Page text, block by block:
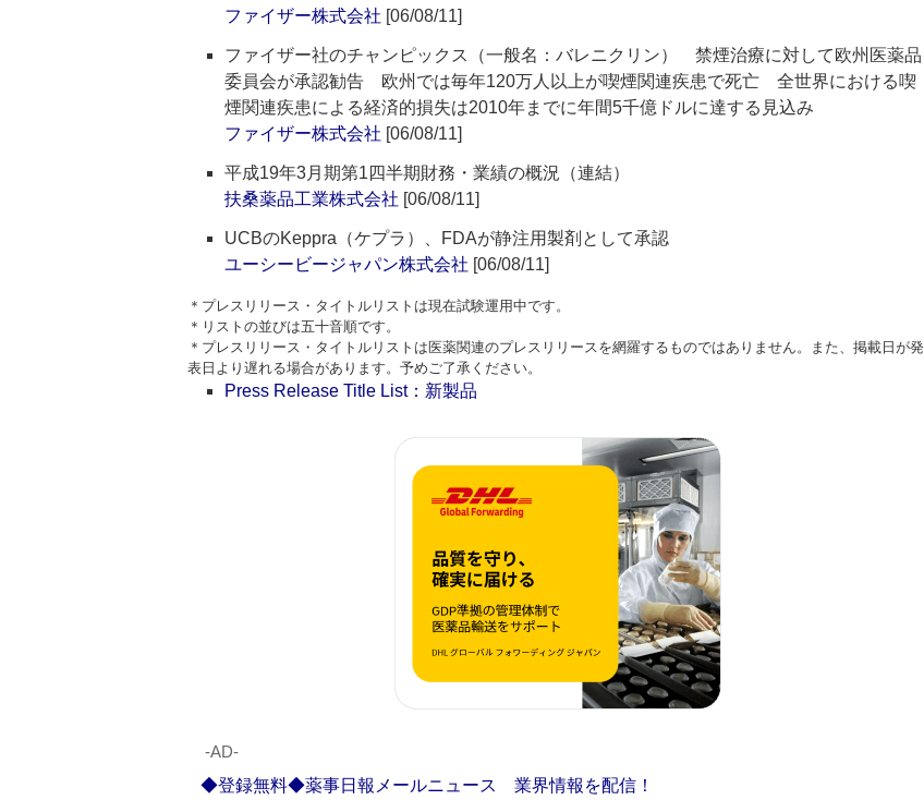
ファイザー株式会社 [06/08/11]
ファイザー社のチャンピックス（一般名：バレニクリン） 禁煙治療に対して欧州医薬品
委員会が承認勧告 欧州では毎年120万人以上が喫煙関連疾患で死亡 全世界における喫
煙関連疾患による経済的損失は2010年までに年間5千億ドルに達する見込み
ファイザー株式会社 [06/08/11]
平成19年3月期第1四半期財務・業績の概況（連結）
扶桑薬品工業株式会社 [06/08/11]
UCBのKeppra（ケプラ）、FDAが静注用製剤として承認
ユーシービージャパン株式会社 [06/08/11]
＊プレスリリース・タイトルリストは現在試験運用中です。
＊リストの並びは五十音順です。
＊プレスリリース・タイトルリストは医薬関連のプレスリリースを網羅するものではありません。また、掲載日が発
表日より遅れる場合があります。予めご了承ください。
Press Release Title List：新製品
‐AD‐
◆登録無料◆薬事日報メールニュース 業界情報を配信！